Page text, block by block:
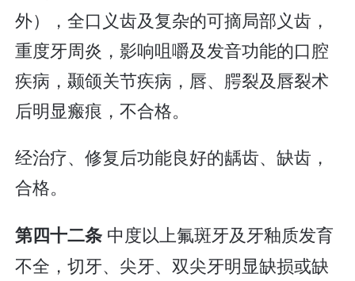
外），全口义齿及复杂的可摘局部义齿，
重度牙周炎，影响咀嚼及发音功能的口腔
疾病，颞颌关节疾病，唇、腭裂及唇裂术
后明显瘢痕，不合格。
经治疗、修复后功能良好的龋齿、缺齿，
合格。
第四十二条 中度以上氟斑牙及牙釉质发育
不全，切牙、尖牙、双尖牙明显缺损或缺